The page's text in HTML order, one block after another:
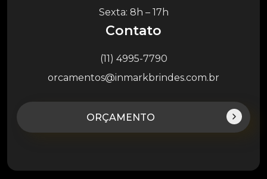
Sexta: 8h – 17h
Contato
(11) 4995-7790
orcamentos@inmarkbrindes.com.br
ORÇAMENTO